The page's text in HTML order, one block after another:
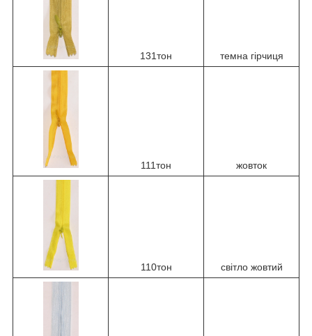
131тон темна гірчиця
111тон жовток
110тон світло жовтий